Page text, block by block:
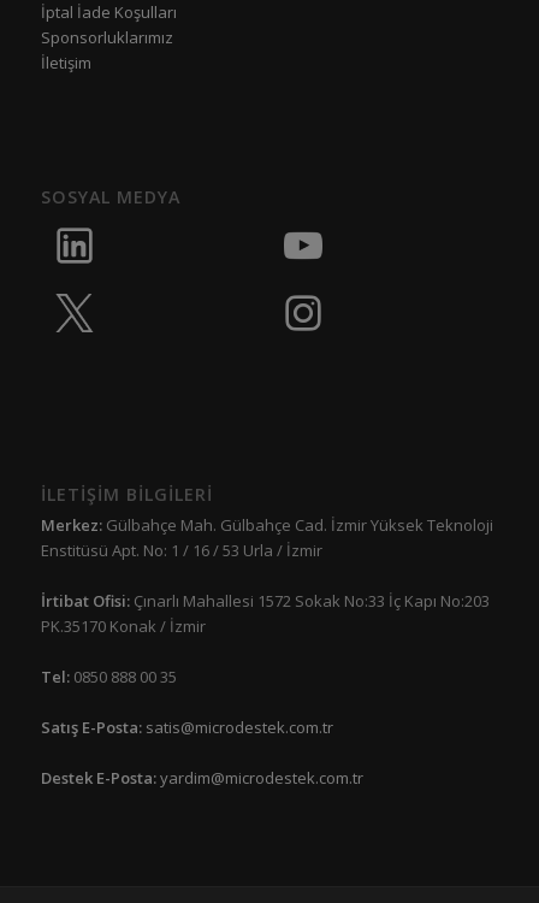
İptal İade Koşulları
Sponsorluklarımız
İletişim
SOSYAL MEDYA
İLETİŞİM BİLGİLERİ
Merkez:Gülbahçe Mah. Gülbahçe Cad. İzmir Yüksek Teknoloji
Enstitüsü Apt. No: 1 / 16 / 53 Urla / İzmir
İrtibat Ofisi: Çınarlı Mahallesi 1572 Sokak No:33 İç Kapı No:203
PK.35170 Konak / İzmir
Tel:0850 888 00 35
Satış E-Posta: satis@microdestek.com.tr
Destek E-Posta:yardim@microdestek.com.tr